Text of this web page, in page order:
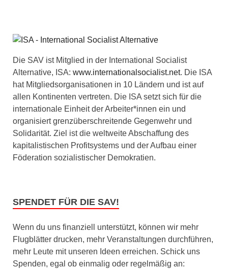
Die SAV ist Mitglied in der International Socialist
Alternative, ISA: www.internationalsocialist.net. Die ISA
hat Mitgliedsorganisationen in 10 Ländern und ist auf
allen Kontinenten vertreten. Die ISA setzt sich für die
internationale Einheit der Arbeiter*innen ein und
organisiert grenzüberschreitende Gegenwehr und
Solidarität. Ziel ist die weltweite Abschaffung des
kapitalistischen Profitsystems und der Aufbau einer
Föderation sozialistischer Demokratien.
SPENDET FÜR DIE SAV!
Wenn du uns finanziell unterstützt, können wir mehr
Flugblätter drucken, mehr Veranstaltungen durchführen,
mehr Leute mit unseren Ideen erreichen. Schick uns
Spenden, egal ob einmalig oder regelmäßig an: